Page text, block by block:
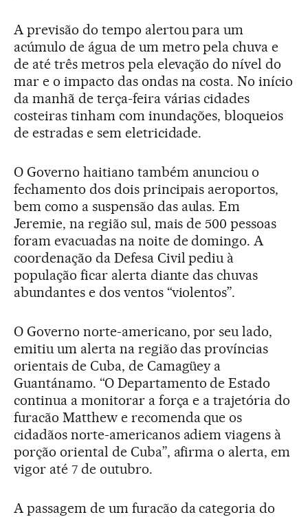
A previsão do tempo alertou para um
acúmulo de água de um metro pela chuva e
de até três metros pela elevação do nível do
mar e o impacto das ondas na costa. No início
da manhã de terça-feira várias cidades
costeiras tinham com inundações, bloqueios
de estradas e sem eletricidade.
O Governo haitiano também anunciou o
fechamento dos dois principais aeroportos,
bem como a suspensão das aulas. Em
Jeremie, na região sul, mais de 500 pessoas
foram evacuadas na noite de domingo. A
coordenação da Defesa Civil pediu à
população ficar alerta diante das chuvas
abundantes e dos ventos “violentos”.
O Governo norte-americano, por seu lado,
emitiu um alerta na região das províncias
orientais de Cuba, de Camagüey a
Guantánamo. “O Departamento de Estado
continua a monitorar a força e a trajetória do
furacão Matthew e recomenda que os
cidadãos norte-americanos adiem viagens à
porção oriental de Cuba”, afirma o alerta, em
vigor até 7 de outubro.
A passagem de um furacão da categoria do